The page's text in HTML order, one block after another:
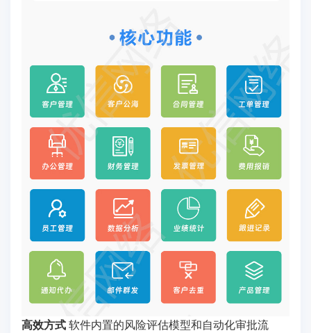
高效方式软件内置的风险评估模型和自动化审批流